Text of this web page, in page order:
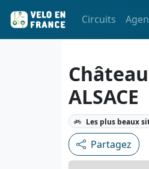
Circuits
ALSACE
Les plus beaux
Partagez